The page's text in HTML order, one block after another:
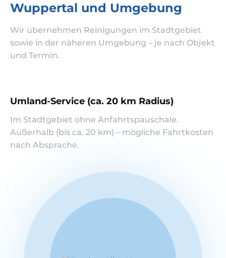
Wuppertal und Umgebung
Wir übernehmen Reinigungen im Stadtgebiet
sowie in der näheren Umgebung – je nach Objekt
und Termin.
Umland-Service (ca. 20 km Radius)
Im Stadtgebiet ohne Anfahrtspauschale.
Außerhalb (bis ca. 20 km) – mögliche Fahrtkosten
nach Absprache.